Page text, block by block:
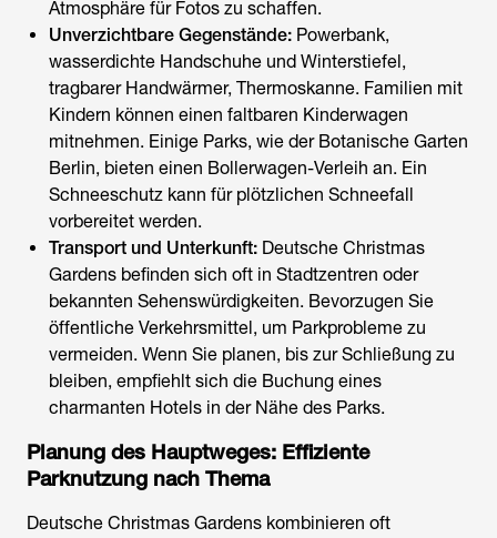
Atmosphäre für Fotos zu schaffen.
Unverzichtbare Gegenstände: Powerbank,
wasserdichte Handschuhe und Winterstiefel,
tragbarer Handwärmer, Thermoskanne. Familien mit
Kindern können einen faltbaren Kinderwagen
mitnehmen. Einige Parks, wie der Botanische Garten
Berlin, bieten einen Bollerwagen-Verleih an. Ein
Schneeschutz kann für plötzlichen Schneefall
vorbereitet werden.
Transport und Unterkunft: Deutsche Christmas
Gardens befinden sich oft in Stadtzentren oder
bekannten Sehenswürdigkeiten. Bevorzugen Sie
öffentliche Verkehrsmittel, um Parkprobleme zu
vermeiden. Wenn Sie planen, bis zur Schließung zu
bleiben, empfiehlt sich die Buchung eines
charmanten Hotels in der Nähe des Parks.
Planung des Hauptweges: Effiziente
Parknutzung nach Thema
Deutsche Christmas Gardens kombinieren oft